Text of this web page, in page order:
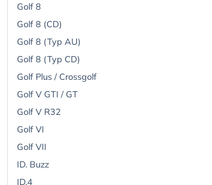
Golf 8
Golf 8 (CD)
Golf 8 (Typ AU)
Golf 8 (Typ CD)
Golf Plus / Crossgolf
Golf V GTI / GT
Golf V R32
Golf VI
Golf VII
ID. Buzz
ID.4